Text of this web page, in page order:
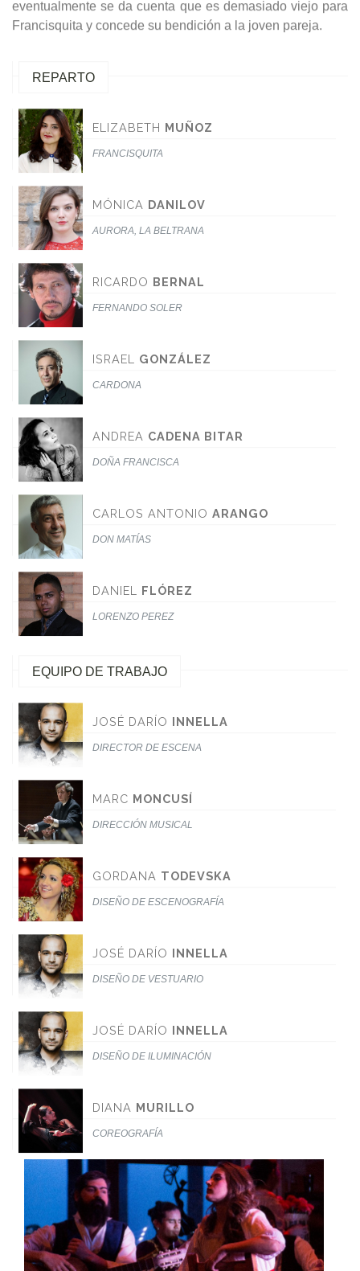
eventualmente se da cuenta que es demasiado viejo para
Francisquita y concede su bendición a la joven pareja.
REPARTO
ELIZABETH MUÑOZ
FRANCISQUITA
MÓNICA DANILOV
AURORA, LA BELTRANA
RICARDO BERNAL
FERNANDO SOLER
ISRAEL GONZÁLEZ
CARDONA
ANDREA CADENA BITAR
DOÑA FRANCISCA
CARLOS ANTONIO ARANGO
DON MATÍAS
DANIEL FLÓREZ
LORENZO PEREZ
EQUIPO DE TRABAJO
JOSÉ DARÍO INNELLA
DIRECTOR DE ESCENA
MARC MONCUSÍ
DIRECCIÓN MUSICAL
GORDANA TODEVSKA
DISEÑO DE ESCENOGRAFÍA
JOSÉ DARÍO INNELLA
DISEÑO DE VESTUARIO
JOSÉ DARÍO INNELLA
DISEÑO DE ILUMINACIÓN
DIANA MURILLO
COREOGRAFÍA